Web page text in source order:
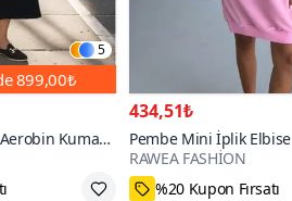
5
899,00₺
Kumaş
Elbise
434,51₺
Pembe Mini İplik Elbise
RAWEA FASHİON
%20 Kupon Fırsatı
L,M,S